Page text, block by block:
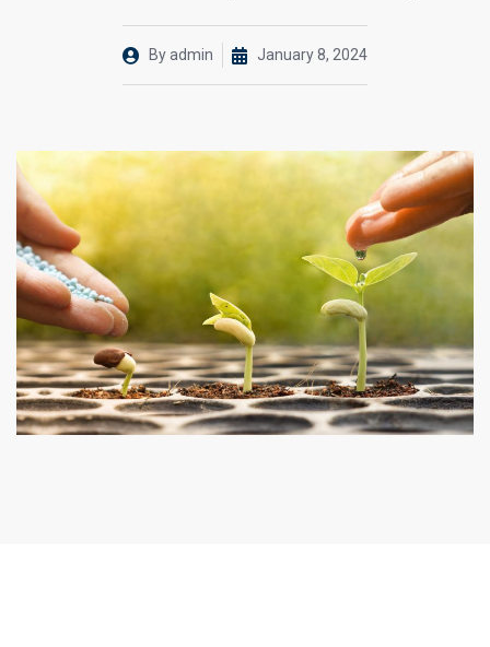
Byadmin January 8, 2024